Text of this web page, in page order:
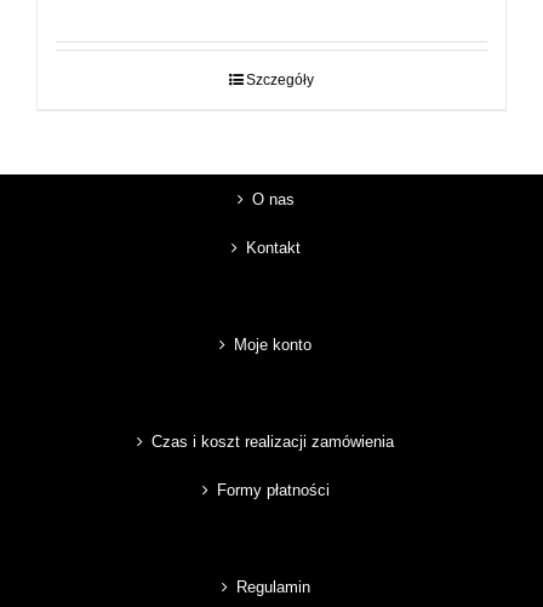
29,00 zł
Szczegóły
O nas
Kontakt
Moje konto
Czas i koszt realizacji zamówienia
Formy płatności
Regulamin